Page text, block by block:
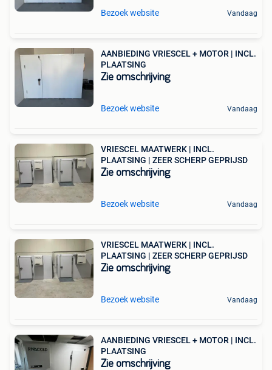
Bezoek website Vandaag
AANBIEDING VRIESCEL + MOTOR | INCL.
PLAATSING
Zie omschrijving
Bezoek website Vandaag
VRIESCEL MAATWERK | INCL.
PLAATSING | ZEER SCHERP GEPRIJSD
Zie omschrijving
Bezoek website Vandaag
VRIESCEL MAATWERK | INCL.
PLAATSING | ZEER SCHERP GEPRIJSD
Zie omschrijving
Bezoek website Vandaag
AANBIEDING VRIESCEL + MOTOR | INCL.
PLAATSING
Zie omschrijving